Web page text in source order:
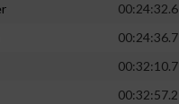
00:24:32.6
00:24:36.7
00:32:10.7
00:32:57.2